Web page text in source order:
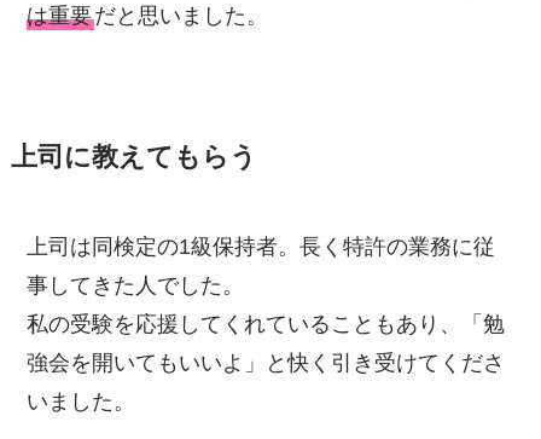
は重要だと思いました。
上司に教えてもらう
上司は同検定の1級保持者。長く特許の業務に従
事してきた人でした。
私の受験を応援してくれていることもあり、「勉
強会を開いてもいいよ」と快く引き受けてくださ
いました。